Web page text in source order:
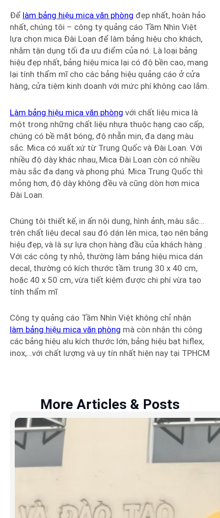
Để làm bảng hiệu mica văn phòng đẹp nhất, hoàn hảo
nhất, chúng tôi – công ty quảng cáo Tầm Nhìn Việt
lựa chọn mica Đài Loan để làm bảng hiệu cho khách,
nhằm tận dụng tối đa ưu điểm của nó. Là loại bảng
hiệu đẹp nhất, bảng hiệu mica lại có độ bền cao, mang
lại tính thẩm mĩ cho các bảng hiệu quảng cáo ở cửa
hàng, cửa tiệm kinh doanh với mức phí không cao lắm.
Làm bảng hiệu mica văn phòng với chất liệu mica là
một trong những chất liệu nhựa thuộc hạng cao cấp,
chúng có bề mặt bóng, độ nhẵn mịn, đa dạng màu
sắc. Mica có xuất xứ từ Trung Quốc và Đài Loan. Với
nhiều độ dày khác nhau, Mica Đài Loan còn có nhiều
màu sắc đa dạng và phong phú. Mica Trung Quốc thì
mỏng hơn, độ dày không đều và cũng dòn hơn mica
Đài Loan.
Chúng tôi thiết kế, in ấn nội dung, hình ảnh, màu sắc…
trên chất liệu decal sau đó dán lên mica, tạo nên bảng
hiệu đẹp, và là sự lựa chọn hàng đầu của khách hàng .
Với các công ty nhỏ, thường làm bảng hiệu mica dán
decal, thường có kích thước tầm trung 30 x 40 cm,
hoặc 40 x 50 cm, vừa tiết kiệm được chi phí vừa tạo
tính thẩm mĩ
Công ty quảng cáo Tầm Nhìn Việt không chỉ nhận
làm bảng hiệu mica văn phòng mà còn nhận thi công
các bảng hiệu alu kích thước lớn, bảng hiệu bạt hiflex,
inox,…với chất lượng và uy tín nhất hiện nay tại TPHCM
More Articles & Posts